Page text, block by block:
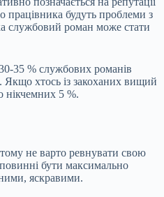
будуть проблеми з
службовий роман може стати
35 % службових романів
хтось із закоханих вищий
нікчемних 5 %.
не варто ревнувати свою
бути максимально
яскравими.